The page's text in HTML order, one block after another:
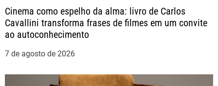
o
d
e
Cinema como espelho da alma: livro de Carlos
Cavallini transforma frases de filmes em um convite
ao autoconhecimento
7 de agosto de 2026